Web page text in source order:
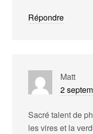
Répondre
Matt
2
Sacré talent de
les vires et la